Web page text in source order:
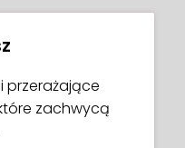
przerażające
zachwycą